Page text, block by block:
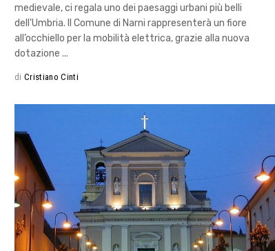
medievale, ci regala uno dei paesaggi urbani più belli
dell'Umbria. Il Comune di Narni rappresenterà un fiore
all’occhiello per la mobilità elettrica, grazie alla nuova
dotazione
di Cristiano Cinti